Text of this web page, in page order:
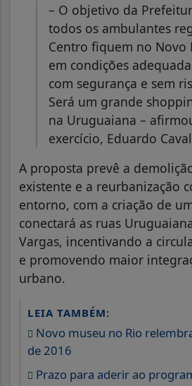
– O objetivo da
todos os ambulantes
Centro fiquem no Novo
em condições
com segurança e sem
Será um grande
na Uruguaiana –
exercício, Eduardo
A proposta prevê a
existente e a reurbanização
entorno, com a criação de
conectará as ruas
Vargas, incentivando a
e promovendo maior
urbano.
LEIA TAMBÉM:
Novo museu no Rio
de 2016
Prazo para aderir ao